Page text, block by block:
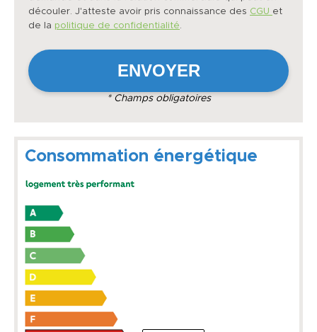
découler. J'atteste avoir pris connaissance des CGU et
de la politique de confidentialité.
* Champs obligatoires
Consommation énergétique